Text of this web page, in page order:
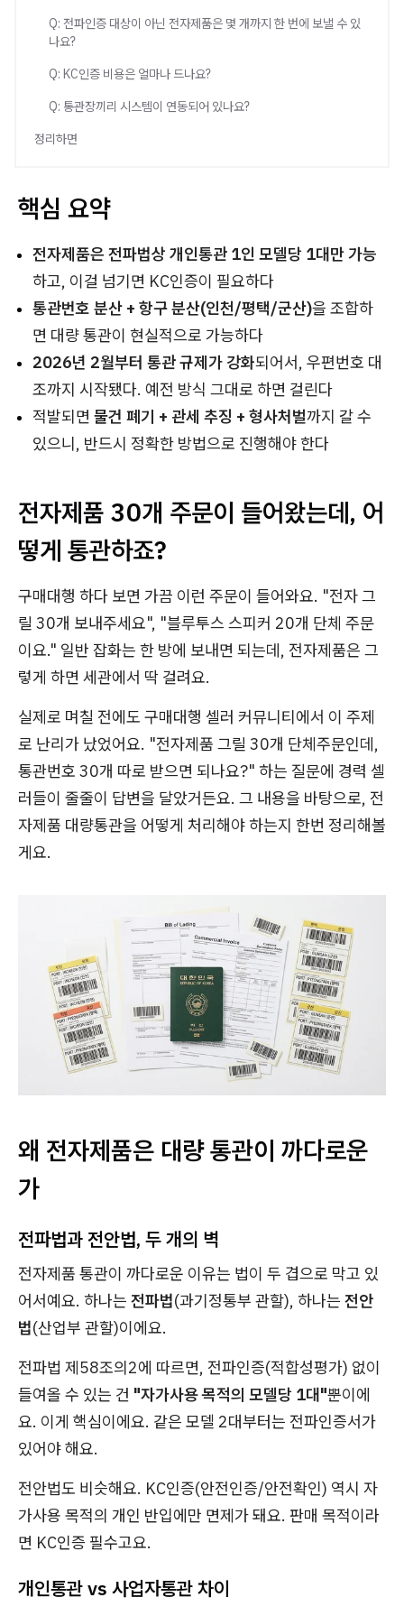
Q: 전파인증 대상이 아닌 전자제품은 몇 개까지 한 번에 보낼 수 있
나요?
Q: KC인증 비용은 얼마나 드나요?
Q: 통관장끼리 시스템이 연동되어 있나요?
정리하면
핵심 요약
전자제품은 전파법상 개인통관 1인 모델당 1대만 가능
하고, 이걸 넘기면 KC인증이 필요하다
통관번호 분산 + 항구 분산(인천/평택/군산)을 조합하
면 대량 통관이 현실적으로 가능하다
2026년 2월부터 통관 규제가 강화되어서, 우편번호 대
조까지 시작됐다. 예전 방식 그대로 하면 걸린다
적발되면 물건 폐기 + 관세 추징 + 형사처벌까지 갈 수
있으니, 반드시 정확한 방법으로 진행해야 한다
전자제품 30개 주문이 들어왔는데, 어
떻게 통관하죠?
구매대행 하다 보면 가끔 이런 주문이 들어와요. "전자 그
릴 30개 보내주세요", "블루투스 스피커 20개 단체 주문
이요." 일반 잡화는 한 방에 보내면 되는데, 전자제품은 그
렇게 하면 세관에서 딱 걸려요.
실제로 며칠 전에도 구매대행 셀러 커뮤니티에서 이 주제
로 난리가 났었어요. "전자제품 그릴 30개 단체주문인데,
통관번호 30개 따로 받으면 되나요?" 하는 질문에 경력 셀
러들이 줄줄이 답변을 달았거든요. 그 내용을 바탕으로, 전
자제품 대량통관을 어떻게 처리해야 하는지 한번 정리해볼
게요.
왜 전자제품은 대량 통관이 까다로운
가
전파법과 전안법, 두 개의 벽
전자제품 통관이 까다로운 이유는 법이 두 겹으로 막고 있
어서예요. 하나는 전파법(과기정통부 관할), 하나는 전안
법(산업부 관할)이에요.
전파법 제58조의2에 따르면, 전파인증(적합성평가) 없이
들여올 수 있는 건 "자가사용 목적의 모델당 1대"뿐이에
요. 이게 핵심이에요. 같은 모델 2대부터는 전파인증서가
있어야 해요.
전안법도 비슷해요. KC인증(안전인증/안전확인) 역시 자
가사용 목적의 개인 반입에만 면제가 돼요. 판매 목적이라
면 KC인증 필수고요.
개인통관 vs 사업자통관 차이